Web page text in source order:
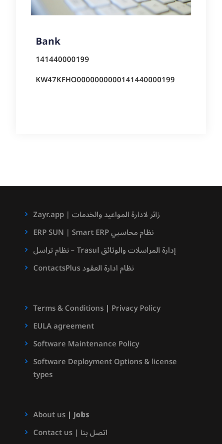
Bank
141440000199
KW47KFHO0000000000141440000199
Zayr.app | زائر لادارة المواعيد والخدمات
ERP SUN | Smart ERP نظام محاسبي
نظام تراسل – Trasul إدارة المراسلات والوثائق
ContactsPlus نظام ادارة العقود
Terms & Conditions| Privacy Policy
EULA agreement
Software Maintenance Policy
Software Deployment Options & license
types
About us|Jobs
Contact us | اتصل بنا